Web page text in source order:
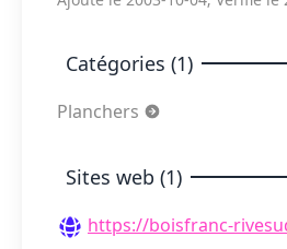
Catégories (1)
Planchers
Sites web (1)
https://boisfranc-